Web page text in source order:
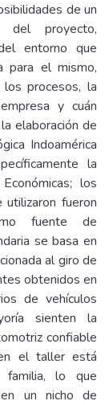
de un
del proyecto,
entorno que
para el mismo,
procesos, la
y cuán
elaboración de
Indoamérica
la
los
fueron
fuente de
se basa en
al giro de
obtenidos en
de vehículos
sienten la
confiable
el taller está
lo que
un nicho de